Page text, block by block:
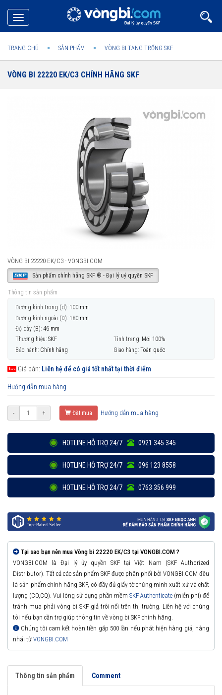
Toggle
navigation
TRANG CHỦ SẢN PHẨM VÒNG BI TANG TRỐNG SKF
VÒNG BI 22220 EK/C3 CHÍNH HÃNG SKF
VÒNG BI 22220 EK/C3 - VONGBI.COM
Sản phẩm chính hãng SKF ® - Đại lý uỷ quyền SKF
Thông tin sản phẩm
Đường kính trong (d): 100 mm
Đường kính ngoài (D): 180 mm
Độ dày (B): 46 mm
Thương hiệu: SKF Tình trạng: Mới 100%
Bảo hành: Chính hãng Giao hàng: Toàn quốc
Giá bán: Liên hệ để có giá tốt nhất tại thời điểm
Hướng dẫn mua hàng
- + Đặt mua Hướng dẫn mua hàng
HOTLINE HỖ TRỢ 24/7 0921 345 345
HOTLINE HỖ TRỢ 24/7 096 123 8558
HOTLINE HỖ TRỢ 24/7 0763 356 999
Tại sao bạn nên mua Vòng bi 22220 EK/C3 tại VONGBI.COM ?
VONGBI.COM là Đại lý ủy quyền SKF tại Việt Nam (SKF Authorized
Distributor). Tất cả các sản phẩm SKF được phân phối bởi VONGBI.COM đều
là sản phẩm chính hãng SKF, có đầy đủ giấy tờ chứng minh xuất xứ và chất
lượng (CO,CQ). Vui lòng sử dụng phần mềm SKF Authenticate (miễn phí) để
tránh mua phải vòng bi SKF giả trôi nổi trên thị trường. Liên hệ với chúng
tôi nếu bạn cần trợ giúp thông tin về vòng bi SKF chính hãng.
Chúng tôi cam kết hoàn tiền gấp 500 lần nếu phát hiện hàng giả, hàng
nhái từ VONGBI.COM
Thông tin sản phẩm Comment